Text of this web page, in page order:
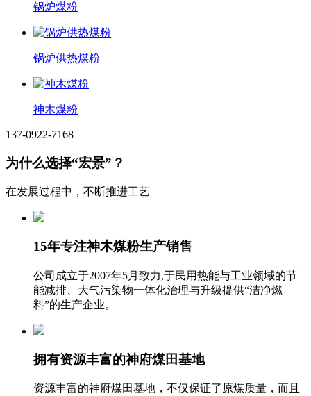
锅炉煤粉
锅炉供热煤粉
神木煤粉
137-0922-7168
为什么选择“宏景”？
在发展过程中，不断推进工艺
15年专注神木煤粉生产销售
公司成立于2007年5月致力,于民用热能与工业领域的节
能减排、大气污染物一体化治理与升级提供“洁净燃
料”的生产企业。
拥有资源丰富的神府煤田基地
资源丰富的神府煤田基地，不仅保证了原煤质量，而且